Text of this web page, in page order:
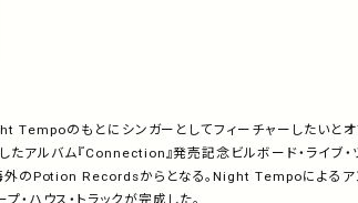
Tempoのもとにシンガーとしてフィーチャーしたいとオ
たアルバム『Connection』発売記念ビルボード・ライブ
外のPotion Recordsからとなる。Night Tempoによるア